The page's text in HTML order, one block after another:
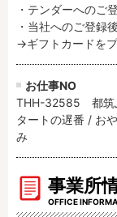
・テンダーへのご
・当社へのご登録
→ギフトカードをプ
お仕事NO
THH-32585 都筑
タートの遅番 / お
み
事業所
OFFICE